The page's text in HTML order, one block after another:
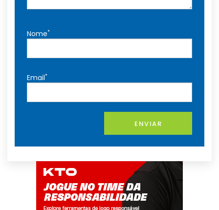
Nome*
Email*
ENVIAR